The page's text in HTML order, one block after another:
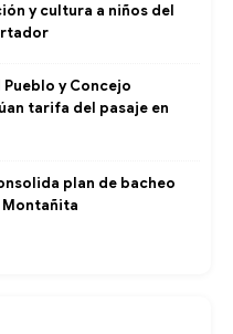
y cultura a niños del
y Concejo
tarifa del pasaje en
plan de bacheo
Montañita